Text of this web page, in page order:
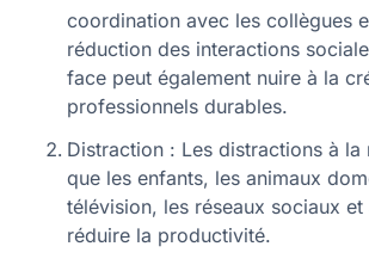
coordination avec les collègues
réduction des interactions
face peut également nuire à la
professionnels durables.
Distraction : Les distractions à la
que les enfants, les animaux
télévision, les réseaux sociaux
réduire la productivité.